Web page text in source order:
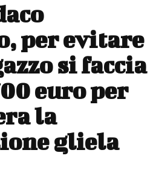
per evitare
si faccia
euro per
la
gliela